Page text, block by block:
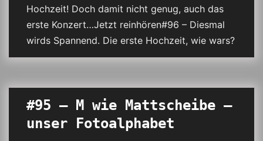
Hochzeit! Doch damit nicht genug, auch das
erste Konzert…Jetzt reinhören#96 – Diesmal
wirds Spannend. Die erste Hochzeit, wie wars?
#95 – M wie Mattscheibe –
unser Fotoalphabet